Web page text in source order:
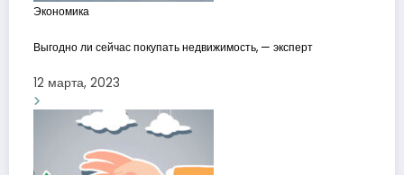
Экономика
Выгодно ли сейчас покупать недвижимость, — эксперт
12 марта, 2023